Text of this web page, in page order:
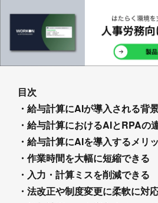
目次
・給与計算にAIが導入される背
・給与計算におけるAIとRPAの
・給与計算にAIを導入するメリ
・作業時間を大幅に短縮できる
・入力・計算ミスを削減できる
・法改正や制度変更に柔軟に対